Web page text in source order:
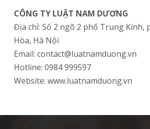
CÔNG TY LUẬT NAM DƯƠNG
Địa chỉ: Số 2 ngõ 2 phố Trung Kính,
Hòa, Hà Nội
Email: contact@luatnamduong.vn
Hotline: 0984 999597
Website: www.luatnamduong.vn